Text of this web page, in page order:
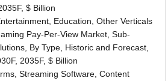
$ Billion
Education, Other Verticals
Pay-Per-View Market, Sub-
By Type, Historic and Forecast,
2035F, $ Billion
Streaming Software, Content